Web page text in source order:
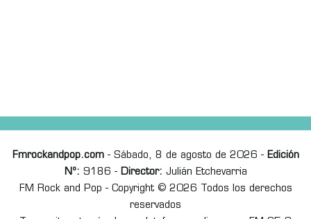
Fmrockandpop.com- Sábado, 8 de agosto de 2026 - Edición
Nº: 9186 - Director: Julián Etchevarria
FM Rock and Pop - Copyright © 2026 Todos los derechos
reservados